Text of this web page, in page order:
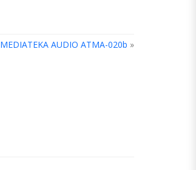
MEDIATEKA AUDIO ATMA-020b »